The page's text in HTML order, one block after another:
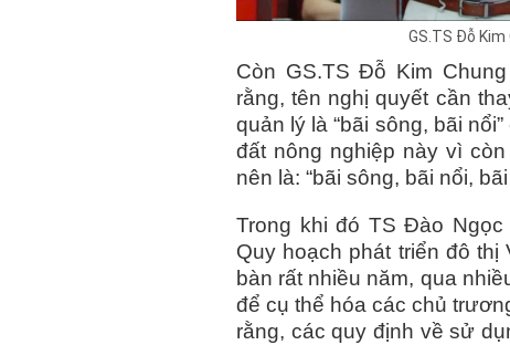
GS.TS Đỗ
Còn GS.TS Đỗ Kim
rằng, tên nghị quyết cần
quản lý là “bãi sông, bãi
đất nông nghiệp này vì
nên là: “bãi sông, bãi nổi, bãi
Trong khi đó TS Đào
Quy hoạch phát triển đô thị
bàn rất nhiều năm, qua
để cụ thể hóa các chủ
rằng, các quy định về sử